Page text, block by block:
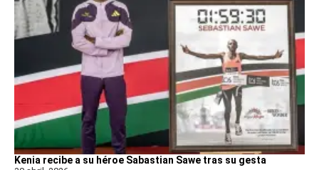
Kenia recibe a su héroe Sabastian Sawe tras su gesta